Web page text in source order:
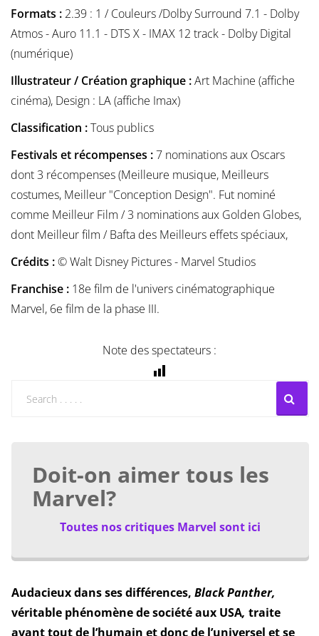
Formats : 2.39 : 1 / Couleurs /Dolby Surround 7.1 - Dolby
Atmos - Auro 11.1 - DTS X - IMAX 12 track - Dolby Digital
(numérique)
Illustrateur / Création graphique :Art Machine (affiche
cinéma), Design : LA (affiche Imax)
Classification :Tous publics
Festivals et récompenses :7 nominations aux Oscars
dont 3 récompenses (Meilleure musique, Meilleurs
costumes, Meilleur "Conception Design". Fut nominé
comme Meilleur Film / 3 nominations aux Golden Globes,
dont Meilleur film / Bafta des Meilleurs effets spéciaux,
Crédits :© Walt Disney Pictures - Marvel Studios
Franchise : 18e film de l'univers cinématographique
Marvel, 6e film de la phase III.
Note des spectateurs :
Doit-on aimer tous les
Marvel?
Toutes nos critiques Marvel sont ici
Audacieux dans ses différences, Black Panther,
véritable phénomène de société aux USA, traite
avant tout de l’humain et donc de l’universel et se